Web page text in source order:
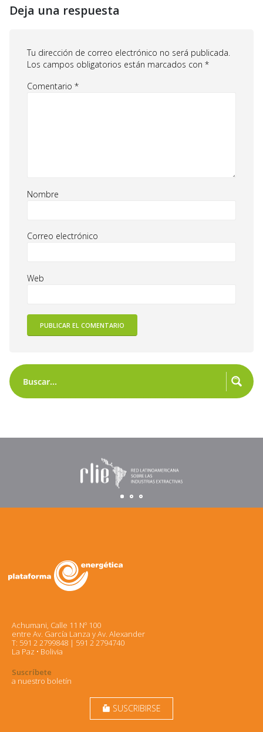
Deja una respuesta
Tu dirección de correo electrónico no será publicada.
Los campos obligatorios están marcados con *
Comentario *
Nombre
Correo electrónico
Web
Achumani, Calle 11 Nº 100
entre Av. García Lanza y Av. Alexander
T: 591 2 2799848 | 591 2 2794740
La Paz • Bolivia
Suscríbete
a nuestro boletín
markunread_mailbox SUSCRIBIRSE